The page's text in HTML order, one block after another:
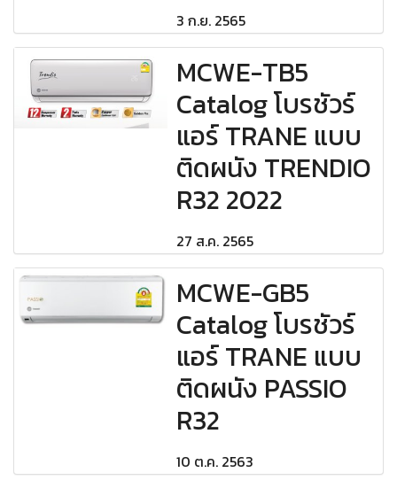
3 ก.ย. 2565
MCWE-TB5
Catalog โบรชัวร์
แอร์ TRANE แบบ
ติดผนัง TRENDIO
R32 2022
27 ส.ค. 2565
MCWE-GB5
Catalog โบรชัวร์
แอร์ TRANE แบบ
ติดผนัง PASSIO
R32
10 ต.ค. 2563